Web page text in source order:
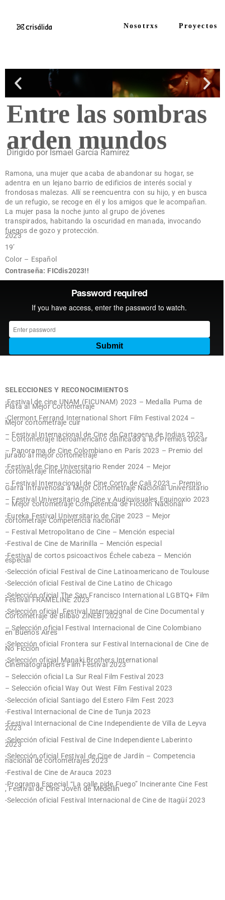
Nosotrxs Proyectos
Entre las sombras
arden mundos
Dirigido por Ismael García Ramírez
Ramona, una mujer que acaba de abandonar su hogar, se
adentra en un lejano barrio de edificios de interés social y
frondosas malezas. Allí se reencuentra con su hijo, y en busca
de un refugio, se recoge en él y los amigos que le acompañan.
La mujer pasa la noche junto al grupo de jóvenes
transpirados, habitando la oscuridad en manada, invocando
fuegos de gozo y protección.
2023
19’
Color – Español
Contraseña: FICdis2023!!
SELECCIONES Y RECONOCIMIENTOS
-Festival de cine UNAM (FICUNAM) 2023 – Medalla Puma de
Plata al Mejor Cortometraje
-Clermont Ferrand International Short Film Festival 2024 –
Mejor cortometraje cuir
– Festival Internacional de Cine de Cartagena de Indias 2023
– Cortometraje Iberoamericano calificado a los Premios Oscar
– Panorama de Cine Colombiano en París 2023 – Premio del
jurado al mejor cortometraje
-Festival de Cine Universitario Render 2024 – Mejor
cortometraje Internacional
– Festival Internacional de Cine Corto de Cali 2023 – Premio
Garra Intravenosa a Mejor Cortometraje Nacional Universitario
– Festival Universitario de Cine y Audiovisuales Equinoxio 2023
– Mejor cortometraje Competencia de Ficción Nacional
-Eureka Festival Universitario de Cine 2023 – Mejor
cortometraje Competencia nacional
– Festival Metropolitano de Cine – Mención especial
-Festival de Cine de Marinilla – Mención especial
-Festival de cortos psicoactivos Échele cabeza – Mención
especial
-Selección oficial Festival de Cine Latinoamericano de Toulouse
-Selección oficial Festival de Cine Latino de Chicago
-Selección oficial The San Francisco International LGBTQ+ Film
Festival FRAMELINE 2023
-Selección oficial Festival Internacional de Cine Documental y
Cortometraje de Bilbao ZINEBI 2023
– Selección oficial Festival Internacional de Cine Colombiano
en Buenos Aires
-Selección oficial Frontera sur Festival Internacional de Cine de
No Ficción
-Selección oficial Manaki Brothers International
Cinematographers Film Festival 2023
– Selección oficial La Sur Real Film Festival 2023
– Selección oficial Way Out West Film Festival 2023
-Selección oficial Santiago del Estero Film Fest 2023
-Festival Internacional de Cine de Tunja 2023
-Festival Internacional de Cine Independiente de Villa de Leyva
2023
-Selección oficial Festival de Cine Independiente Laberinto
2023
-Selección oficial Festival de Cine de Jardín – Competencia
nacional de cortometrajes 2023
-Festival de Cine de Arauca 2023
-Programa Especial “La calle pide Fuego” Incinerante Cine Fest
, Festival de Cine Joven de Medellín
-Selección oficial Festival Internacional de Cine de Itagüí 2023